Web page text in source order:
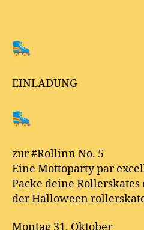
EINLADUNG
zur #Rollinn No. 5
Eine Mottoparty par
Packe deine
der Halloween